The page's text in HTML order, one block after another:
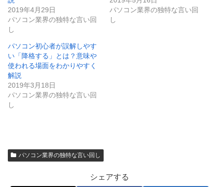
2019年4月29日
パソコン業界の独特な言い回
し
パソコン業界の独特な言い回
し
パソコン初心者が誤解しやす
い「降格する」とは？意味や
使われる場面をわかりやすく
解説
2019年3月18日
パソコン業界の独特な言い回
し
パソコン業界の独特な言い回し
シェアする